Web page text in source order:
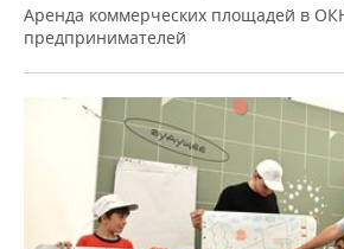
Аренда коммерческих площадей в
предпринимателей